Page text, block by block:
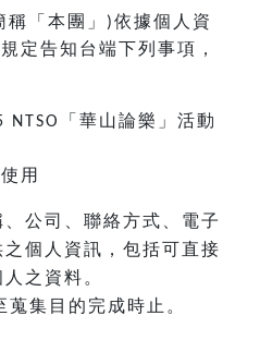
稱「本團」 )依據個人資
定告知台端下列事項，
NTSO
「華山論樂」活動
用
公司、聯絡方式、電子
個人資訊，包括可直接
之資料。
蒐集目的完成時止。